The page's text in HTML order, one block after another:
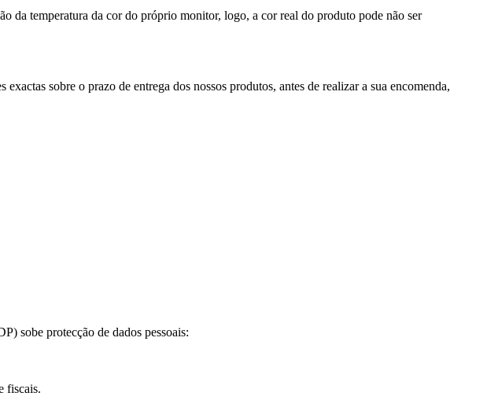
da temperatura da cor do próprio monitor, logo, a cor real do produto pode não ser
sobre o prazo de entrega dos nossos produtos, antes de realizar a sua encomenda,
sobe protecção de dados pessoais:
fiscais.